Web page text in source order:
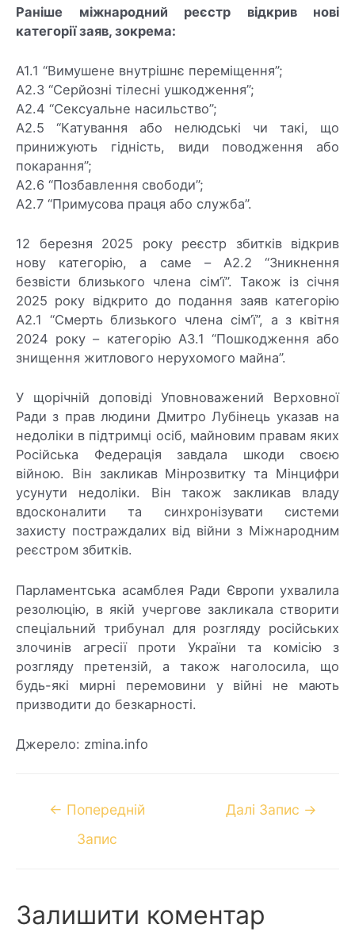
Раніше міжнародний реєстр відкрив нові
категорії заяв, зокрема:
A1.1 “Вимушене внутрішнє переміщення”;
A2.3 “Серйозні тілесні ушкодження”;
A2.4 “Сексуальне насильство”;
A2.5 “Катування або нелюдські чи такі, що
принижують гідність, види поводження або
покарання”;
A2.6 “Позбавлення свободи”;
A2.7 “Примусова праця або служба”.
12 березня 2025 року реєстр збитків відкрив
нову категорію, а саме – A2.2 “Зникнення
безвісти близького члена сім’ї”. Також із січня
2025 року відкрито до подання заяв категорію
А2.1 “Смерть близького члена сім’ї”, а з квітня
2024 року – категорію А3.1 “Пошкодження або
знищення житлового нерухомого майна”.
У щорічній доповіді Уповноважений Верховної
Ради з прав людини Дмитро Лубінець указав на
недоліки в підтримці осіб, майновим правам яких
Російська Федерація завдала шкоди своєю
війною. Він закликав Мінрозвитку та Мінцифри
усунути недоліки. Він також закликав владу
вдосконалити та синхронізувати системи
захисту постраждалих від війни з Міжнародним
реєстром збитків.
Парламентська асамблея Ради Європи ухвалила
резолюцію, в якій учергове закликала створити
спеціальний трибунал для розгляду російських
злочинів агресії проти України та комісію з
розгляду претензій, а також наголосила, що
будь-які мирні перемовини у війні не мають
призводити до безкарності.
Джерело: zmina.info
← Попередній
Запис
Далі Запис →
Залишити коментар